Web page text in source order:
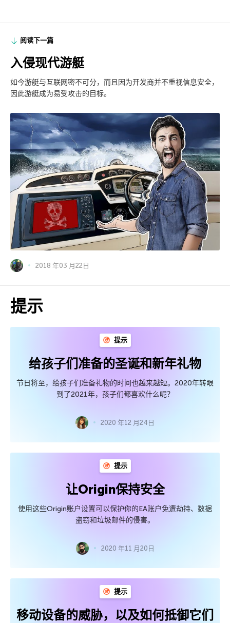
阅读下一篇
入侵现代游艇
如今游艇与互联网密不可分，而且因为开发商并不重视信息安全，
因此游艇成为易受攻击的目标。
2018 年03 月22日
提示
提示
给孩子们准备的圣诞和新年礼物
节日将至，给孩子们准备礼物的时间也越来越短。2020年转眼
到了2021年，孩子们都喜欢什么呢？
2020 年12 月24日
提示
让Origin保持安全
使用这些Origin账户设置可以保护你的EA账户免遭劫持、数据
盗窃和垃圾邮件的侵害。
2020 年11 月20日
提示
移动设备的威胁，以及如何抵御它们